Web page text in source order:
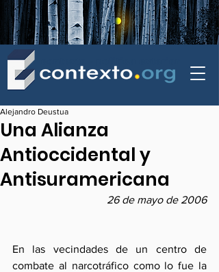
Una Alianza
Antioccidental y
Antisuramericana
Alejandro Deustua
26 de mayo de 2006
En las vecindades de un centro de
combate al narcotráfico como lo fue la